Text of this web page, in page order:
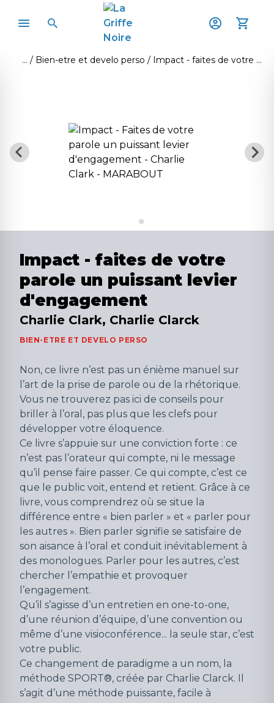
Bien-etre et develo perso Impact - faites de votre parole un puissant levier d'engagement
Impact - faites de votre
parole un puissant levier
d'engagement
Charlie Clark, Charlie Clarck
BIEN-ETRE ET DEVELO PERSO
Non, ce livre n’est pas un énième manuel sur
l’art de la prise de parole ou de la rhétorique.
Vous ne trouverez pas ici de conseils pour
briller à l’oral, pas plus que les clefs pour
développer votre éloquence.
Ce livre s’appuie sur une conviction forte : ce
n’est pas l’orateur qui compte, ni le message
qu’il pense faire passer. Ce qui compte, c’est ce
que le public voit, entend et retient. Grâce à ce
livre, vous comprendrez où se situe la
différence entre « bien parler » et « parler pour
les autres ». Bien parler signifie se satisfaire de
son aisance à l’oral et conduit inévitablement à
des monologues. Parler pour les autres, c’est
chercher l’empathie et provoquer
l’engagement.
Qu’il s’agisse d’un entretien en one-to-one,
d’une réunion d’équipe, d’une convention ou
même d’une visioconférence... la seule star, c’est
votre public.
Ce changement de paradigme a un nom, la
méthode SPORT®, créée par Charlie Clarck. Il
s’agit d’une méthode puissante, facile à